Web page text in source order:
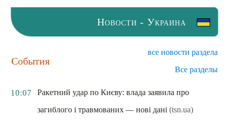
Новости - Украина
События
все новости раздела
Все разделы
10:07
Ракетний удар по Києву: влада заявила про
загиблого і травмованих — нові дані (tsn.ua)